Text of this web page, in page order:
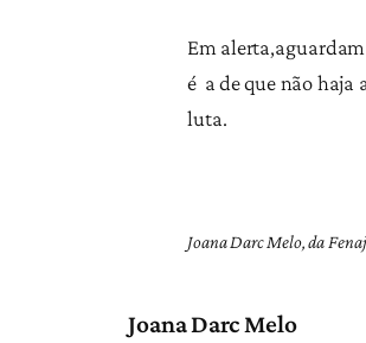
Em
é a de que não haja
luta.
Joana Darc Melo, da
Joana Darc Melo